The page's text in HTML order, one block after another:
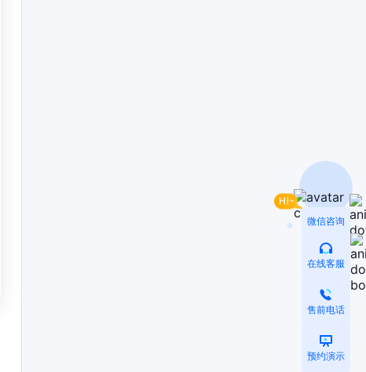
微信咨询
在线客服
售前电话
预约演示